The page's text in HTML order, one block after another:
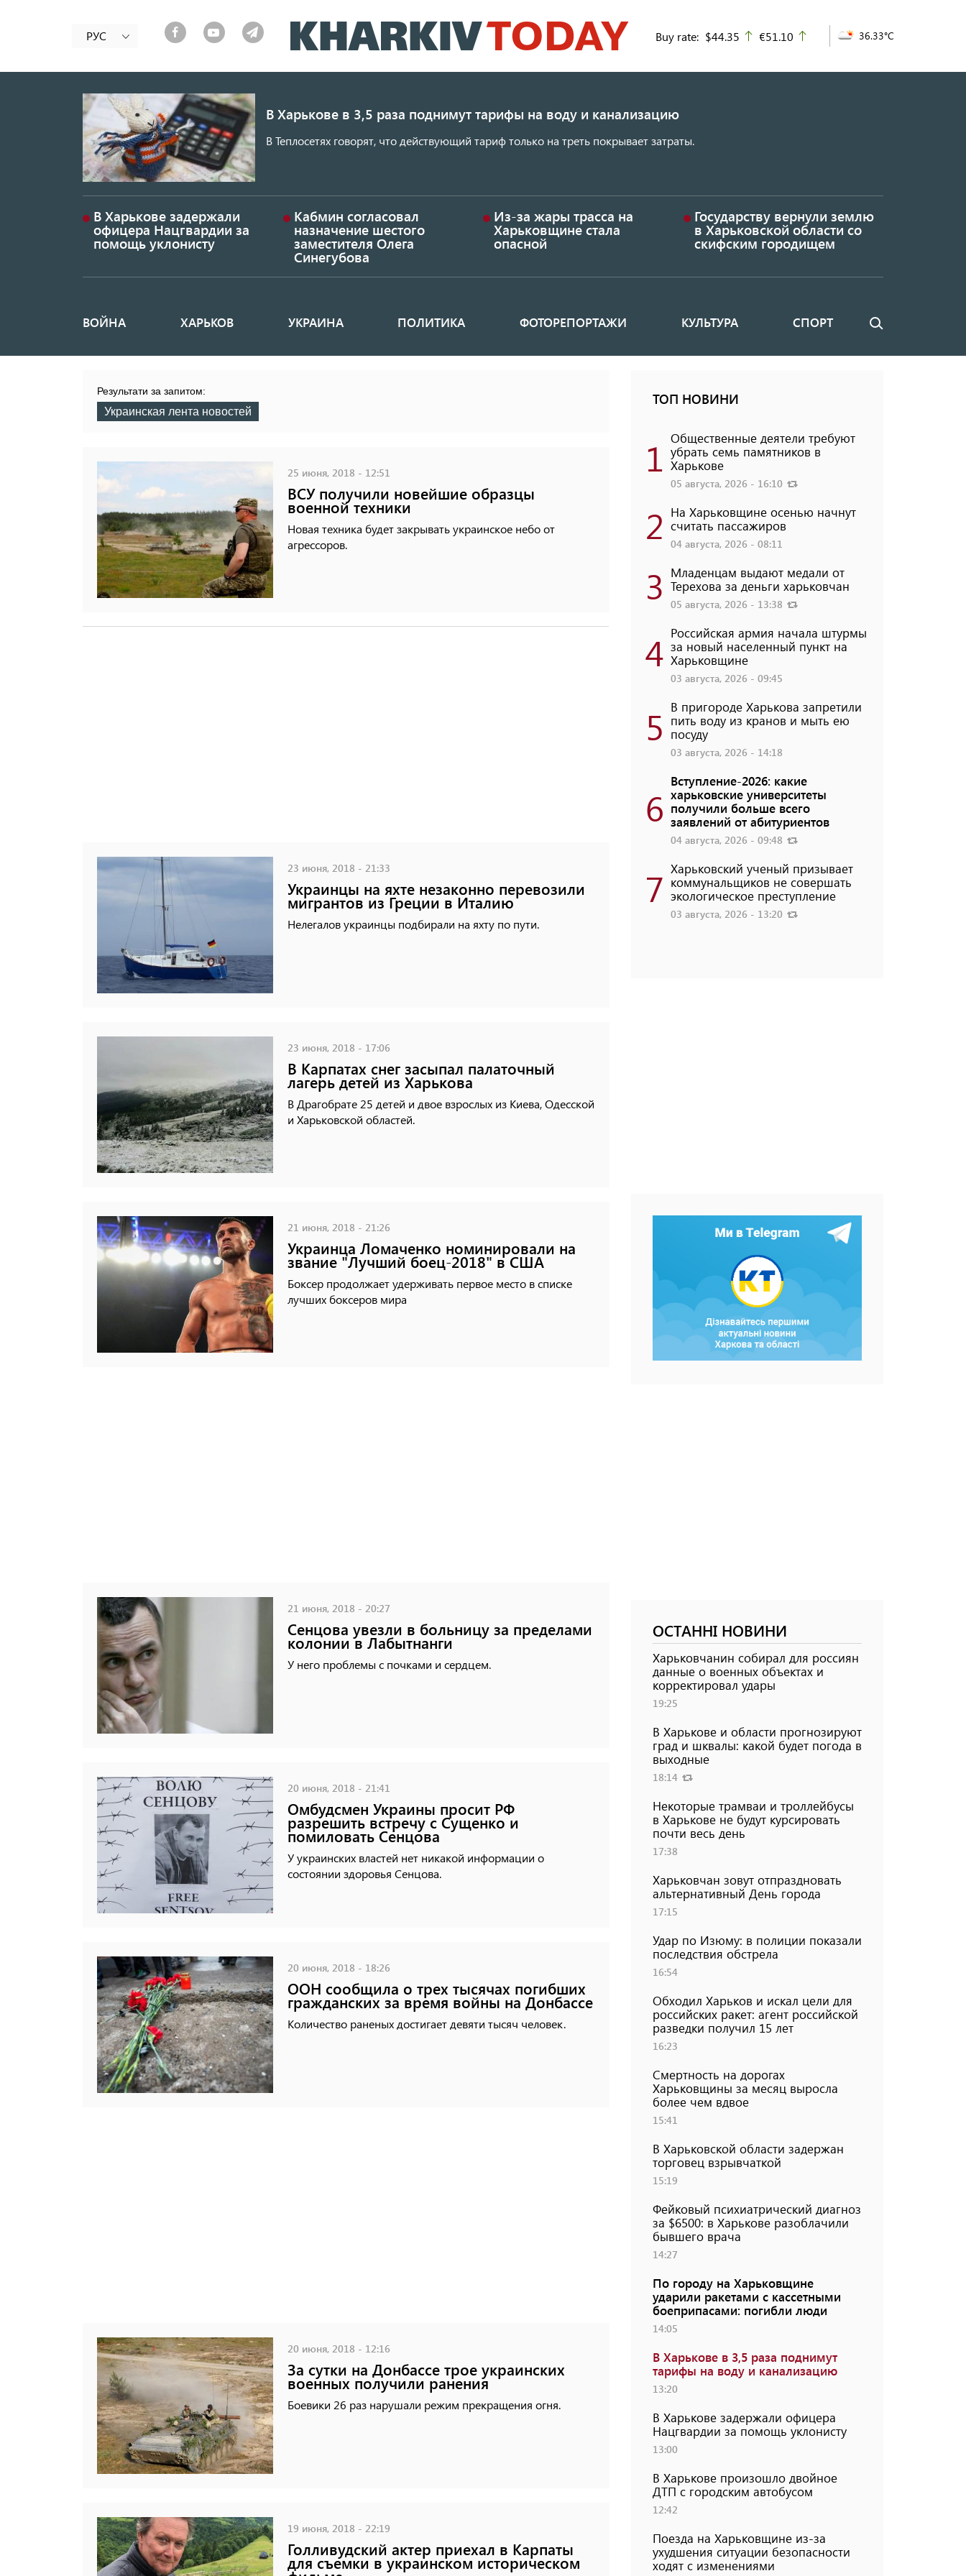
к
основному
РУС Buy rate: $44.35 up
€51.10 36.33°C
В Харькове в 3,5 раза поднимут тарифы на воду и канализацию
В Теплосетях говорят, что действующий тариф только на треть покрывает затраты.
В Харькове задержали
офицера Нацгвардии за
помощь уклонисту
Кабмин согласовал
назначение шестого
заместителя Олега
Синегубова
Из-за жары трасса на
Харьковщине стала
опасной
Государству вернули землю
в Харьковской области со
скифским городищем
Основная
ВОЙНА ХАРЬКОВ УКРАИНА ПОЛИТИКА ФОТОРЕПОРТАЖИ КУЛЬТУРА СПОРТ Поиск
Результати за запитом:
Украинская лента новостей
25 июня, 2018 - 12:51
ВСУ получили новейшие образцы
военной техники
Новая техника будет закрывать украинское небо от
агрессоров.
23 июня, 2018 - 21:33
Украинцы на яхте незаконно перевозили
мигрантов из Греции в Италию
Нелегалов украинцы подбирали на яхту по пути.
23 июня, 2018 - 17:06
В Карпатах снег засыпал палаточный
лагерь детей из Харькова
В Драгобрате 25 детей и двое взрослых из Киева, Одесской
и Харьковской областей.
21 июня, 2018 - 21:26
Украинца Ломаченко номинировали на
звание "Лучший боец-2018" в США
Боксер продолжает удерживать первое место в списке
лучших боксеров мира
21 июня, 2018 - 20:27
Сенцова увезли в больницу за пределами
колонии в Лабытнанги
У него проблемы с почками и сердцем.
20 июня, 2018 - 21:41
Омбудсмен Украины просит РФ
разрешить встречу с Сущенко и
помиловать Сенцова
У украинских властей нет никакой информации о
состоянии здоровья Сенцова.
20 июня, 2018 - 18:26
ООН сообщила о трех тысячах погибших
гражданских за время войны на Донбассе
Количество раненых достигает девяти тысяч человек.
20 июня, 2018 - 12:16
За сутки на Донбассе трое украинских
военных получили ранения
Боевики 26 раз нарушали режим прекращения огня.
19 июня, 2018 - 22:19
Голливудский актер приехал в Карпаты
для съемки в украинском историческом
ТОП НОВИНИ
1 Общественные деятели требуют
убрать семь памятников в
Харькове
05 августа, 2026 - 16:10
2 На Харьковщине осенью начнут
считать пассажиров
04 августа, 2026 - 08:11
3 Младенцам выдают медали от
Терехова за деньги харьковчан
05 августа, 2026 - 13:38
4 Российская армия начала штурмы
за новый населенный пункт на
Харьковщине
03 августа, 2026 - 09:45
5 В пригороде Харькова запретили
пить воду из кранов и мыть ею
посуду
03 августа, 2026 - 14:18
6
Вступление-2026: какие
харьковские университеты
получили больше всего
заявлений от абитуриентов
04 августа, 2026 - 09:48
7 Харьковский ученый призывает
коммунальщиков не совершать
экологическое преступление
03 августа, 2026 - 13:20
ОСТАННІ НОВИНИ
Харьковчанин собирал для россиян
данные о военных объектах и ​​
корректировал удары
19:25
В Харькове и области прогнозируют
град и шквалы: какой будет погода в
выходные
18:14
Некоторые трамваи и троллейбусы
в Харькове не будут курсировать
почти весь день
17:38
Харьковчан зовут отпраздновать
альтернативный День города
17:15
Удар по Изюму: в полиции показали
последствия обстрела
16:54
Обходил Харьков и искал цели для
российских ракет: агент российской
разведки получил 15 лет
16:23
Смертность на дорогах
Харьковщины за месяц выросла
более чем вдвое
15:41
В Харьковской области задержан
торговец взрывчаткой
15:19
Фейковый психиатрический диагноз
за $6500: в Харькове разоблачили
бывшего врача
14:27
По городу на Харьковщине
ударили ракетами с кассетными
боеприпасами: погибли люди
14:05
В Харькове в 3,5 раза поднимут
тарифы на воду и канализацию
13:20
В Харькове задержали офицера
Нацгвардии за помощь уклонисту
13:00
В Харькове произошло двойное
ДТП с городским автобусом
12:42
Поезда на Харьковщине из-за
ухудшения ситуации безопасности
ходят с изменениями